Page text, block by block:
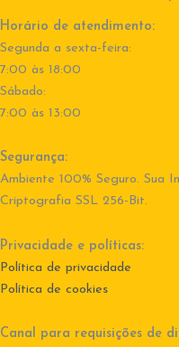
Horário de atendimento:
Segunda a sexta-feira:
7:00 às 18:00
Sábado:
7:00 às 13:00
Segurança:
Ambiente 100% Seguro. Sua
Criptografia SSL 256-Bit.
Privacidade e políticas:
Política de privacidade
Política de cookies
Canal para requisições de